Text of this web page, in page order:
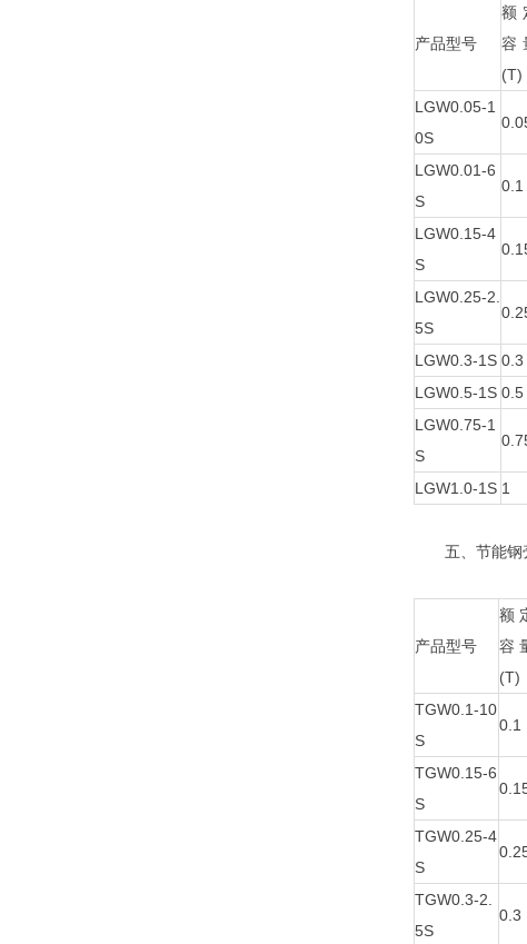
产品型号
额
容
(T)
LGW0.05-1
0S
LGW0.01-6
S
0.1
LGW0.15-4
S
LGW0.25-2.
5S
LGW0.3-1S 0.3
LGW0.5-1S 0.5
LGW0.75-1
S
LGW1.0-1S 1
五、节能钢
产品型号
额
容
(T)
TGW0.1-10
S
0.1
TGW0.15-6
S
TGW0.25-4
S
TGW0.3-2.
5S
0.3